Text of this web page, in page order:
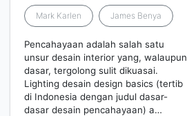
Mark Karlen James Benya
Pencahayaan adalah salah satu
unsur desain interior yang, walaupun
dasar, tergolong sulit dikuasai.
Lighting desain design basics (tertib
di Indonesia dengan judul dasar-
dasar desain pencahayaan) a…